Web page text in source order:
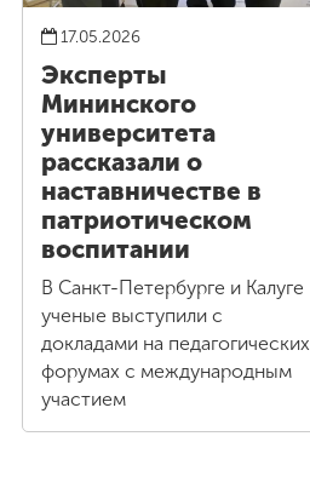
17.05.2026
Эксперты
Мининского
университета
рассказали о
наставничестве в
патриотическом
воспитании
В Санкт-Петербурге и Калуге
ученые выступили с
докладами на педагогических
форумах с международным
участием